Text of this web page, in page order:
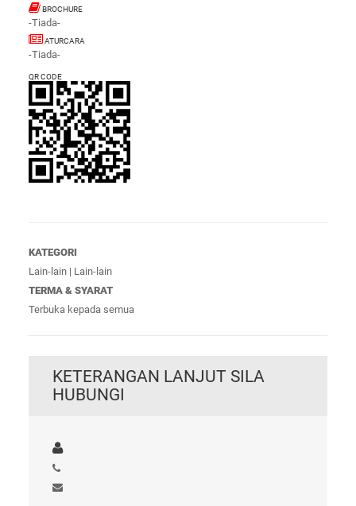
BROCHURE
-Tiada-
ATURCARA
-Tiada-
QR CODE
KATEGORI
Lain-lain | Lain-lain
TERMA & SYARAT
Terbuka kepada semua
KETERANGAN LANJUT SILA
HUBUNGI